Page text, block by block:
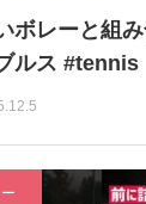
ボレーと組
ルス #tennis